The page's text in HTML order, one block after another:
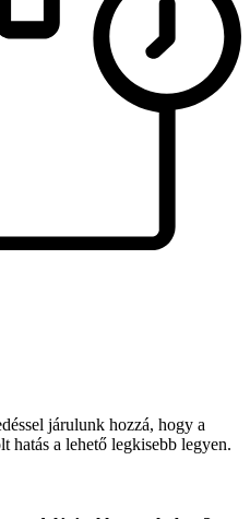
járulunk hozzá, hogy a
hatás a lehető legkisebb legyen.